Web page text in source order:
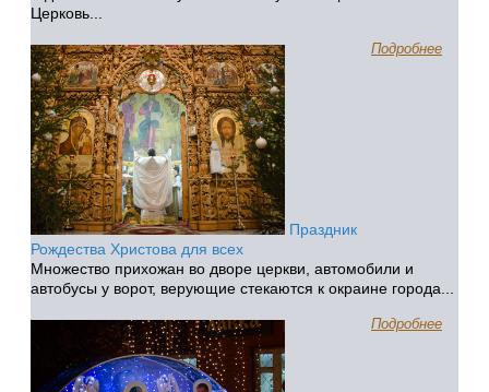
Церковь...
Подробнее
Праздник
Рождества Христова для всех
Множество прихожан во дворе церкви, автомобили и
автобусы у ворот, верующие стекаются к окраине города...
Подробнее